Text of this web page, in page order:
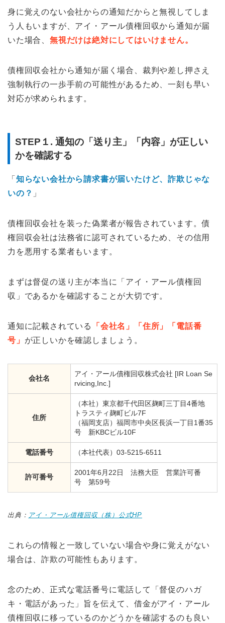
身に覚えのない会社からの通知だからと無視してしま
う人もいますが、アイ・アール債権回収から通知が届
いた場合、 無視だけは絶対にしてはいけません。
債権回収会社から通知が届く場合、裁判や差し押さえ
強制執行の一歩手前の可能性があるため、一刻も早い
対応が求められます。
STEP１. 通知の「送り主」「内容」が正しい
かを確認する
「 知らない会社から請求書が届いたけど、詐欺じゃな
いの？ 」
債権回収会社を装った偽業者が報告されています。債
権回収会社は法務省に認可されているため、その信用
力を悪用する業者もいます。
まずは督促の送り主が本当に「アイ・アール債権回
収」であるかを確認することが大切です。
通知に記載されている
「会社名」「住所」「電話番
号」 が正しいかを確認しましょう。
会社名
アイ・アール債権回収株式会社 [IR Loan Se
rvicing,Inc.]
住所
（本社）東京都千代田区麹町三丁目4番地
トラスティ麹町ビル7F
（福岡支店）福岡市中央区長浜一丁目1番35
号 新KBCビル10F
電話番号 （本社代表）03-5215-6511
許可番号
2001年6月22日 法務大臣 営業許可番
号 第59号
出典： アイ・アール債権回収（株）公式HP
これらの情報と一致していない場合や身に覚えがない
場合は、詐欺の可能性もあります。
念のため、正式な電話番号に電話して「督促のハガ
キ・電話があった」旨を伝えて、借金がアイ・アール
債権回収に移っているのかどうかを確認するのも良い